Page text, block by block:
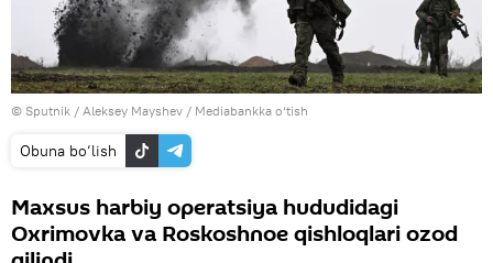
© Sputnik / Aleksey Mayshev / Mediabankka o‘tish
Obuna bo‘lish
Maxsus harbiy operatsiya hududidagi
Oxrimovka va Roskoshnoe qishloqlari ozod